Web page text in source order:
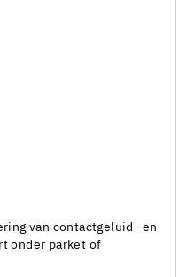
van contactgeluid- en
onder parket of